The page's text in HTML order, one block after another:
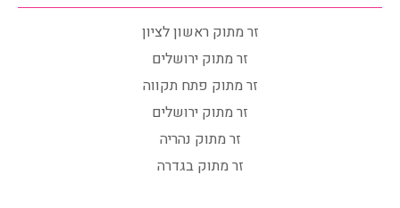
זר מתוק ראשון לציון
זר מתוק ירושלים
זר מתוק פתח תקווה
זר מתוק ירושלים
זר מתוק נהריה
זר מתוק בגדרה